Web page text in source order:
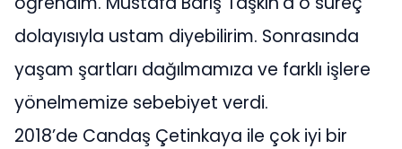
dolayısıyla ustam diyebilirim. Sonrasında
yaşam şartları dağılmamıza ve farklı işlere
yönelmemize sebebiyet verdi.
2018’de Candaş Çetinkaya ile çok iyi bir